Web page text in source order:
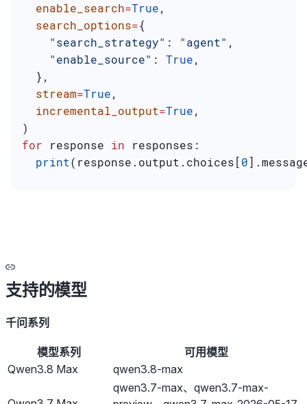
  enable_search
=True,
  search_options
={
    "search_strategy"
: "agent" ,
    "enable_source"
: True,
  },
  stream
=True,
  incremental_output
=True,
)
for response in responses:
  print
(response.output.choices[0
支持的模型
千问系列
模型系列
可用模型
Qwen3.8 Max
qwen3.8-max
qwen3.7-max、qwen3.7-max-